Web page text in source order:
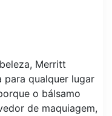
Merritt
para qualquer lugar
o bálsamo
de maquiagem,